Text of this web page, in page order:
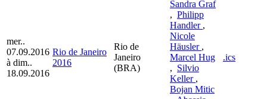
mer..
07.09.2016
à dim..
18.09.2016
Rio de Janeiro
2016
Rio de
Janeiro
(BRA)
Sandra Graf
, Philipp
Handler ,
Nicole
Häusler ,
Marcel Hug
, Silvio
Keller ,
Bojan Mitic
.ics